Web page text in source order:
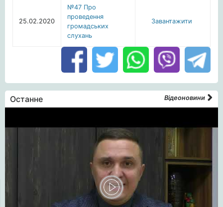
25.02.2020
№47 Про
проведення
громадських
слухань
Завантажити
Останне Відеоновини